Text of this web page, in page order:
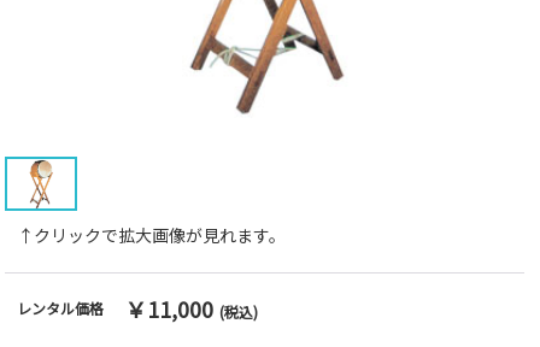
↑クリックで拡大画像が見れます。
レンタル価格 ￥11,000 (税込)